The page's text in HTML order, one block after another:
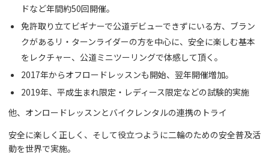
ドなど年間約50回開催。
免許取り立てビギナーで公道デビューできずにいる方、ブラン
クがあるリ・ターンライダーの方を中心に、安全に楽しむ基本
をレクチャー、公道ミニツーリングで体感して頂く。
2017年からオフロードレッスンも開始、翌年開催増加。
2019年、平成生まれ限定・レディース限定などの試験的実施
他、オンロードレッスンとバイクレンタルの連携のトライ
安全に楽しく正しく、そして役立つように二輪のための安全普及活
動を世界で実施。